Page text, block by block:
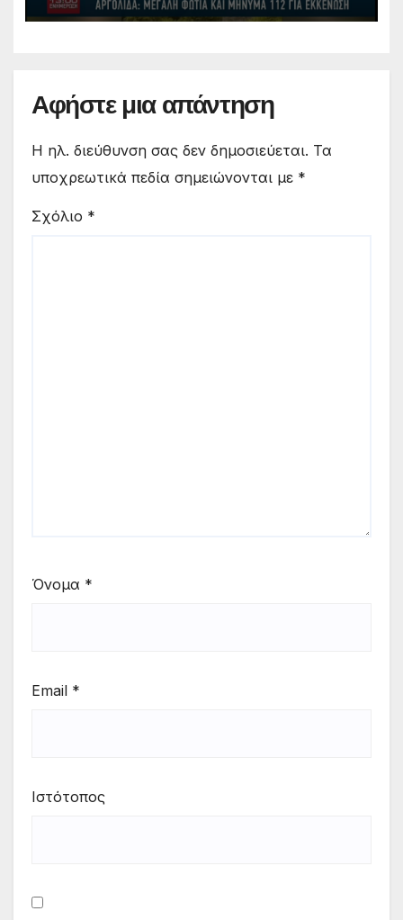
Αφήστε μια απάντηση
Η ηλ. διεύθυνση σας δεν δημοσιεύεται. Τα
υποχρεωτικά πεδία σημειώνονται με *
Σχόλιο *
Όνομα *
Email *
Ιστότοπος